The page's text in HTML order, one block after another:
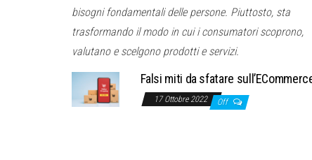
bisogni fondamentali delle persone. Piuttosto, sta
trasformando il modo in cui i consumatori scoprono,
valutano e scelgono prodotti e servizi.
Falsi miti da sfatare
17 Ottobre 2022 Off